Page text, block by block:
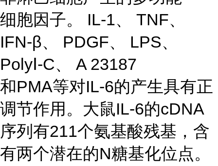
细胞因子。 IL-1、 TNF、
IFN-β、 PDGF、 LPS、
PolyⅠ-C、 A 23187
和PMA等对IL-6的产生具有正
调节作用。大鼠IL-6的cDNA
序列有211个氨基酸残基，含
有两个潜在的N糖基化位点。